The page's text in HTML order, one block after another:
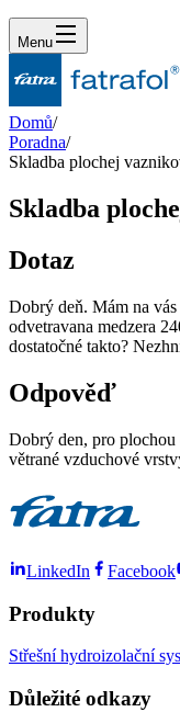
Menu
Domů/
Poradna/
Skladba plochej
Skladba
Dotaz
Dobrý deň. Mám na
odvetravana medzera
dostatočné takto?
Odpověď
Dobrý den, pro
větrané vzduchové
LinkedIn Facebook
Produkty
Střešní hydroizolační
Důležité odkazy